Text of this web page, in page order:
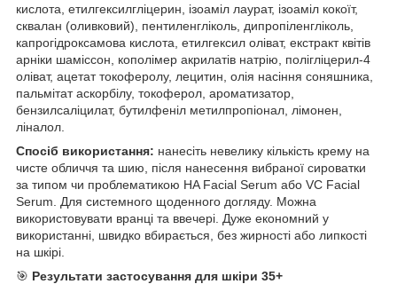
кислота, етилгексилгліцерин, ізоаміл лаурат, ізоаміл кокоїт,
сквалан (оливковий), пентиленгліколь, дипропіленгліколь,
капрогідроксамова кислота, етилгексил оліват, екстракт квітів
арніки шаміссон, кополімер акрилатів натрію, полігліцерил-4
оліват, ацетат токоферолу, лецитин, олія насіння соняшника,
пальмітат аскорбілу, токоферол, ароматизатор,
бензилсаліцилат, бутилфеніл метилпропіонал, лімонен,
ліналол.
Спосіб використання: нанесіть невелику кількість крему на
чисте обличчя та шию, після нанесення вибраної сироватки
за типом чи проблематикою HA Facial Serum або VC Facial
Serum. Для системного щоденного догляду. Можна
використовувати вранці та ввечері. Дуже економний у
використанні, швидко вбирається, без жирності або липкості
на шкірі.
🎯 Результати застосування для шкіри 35+